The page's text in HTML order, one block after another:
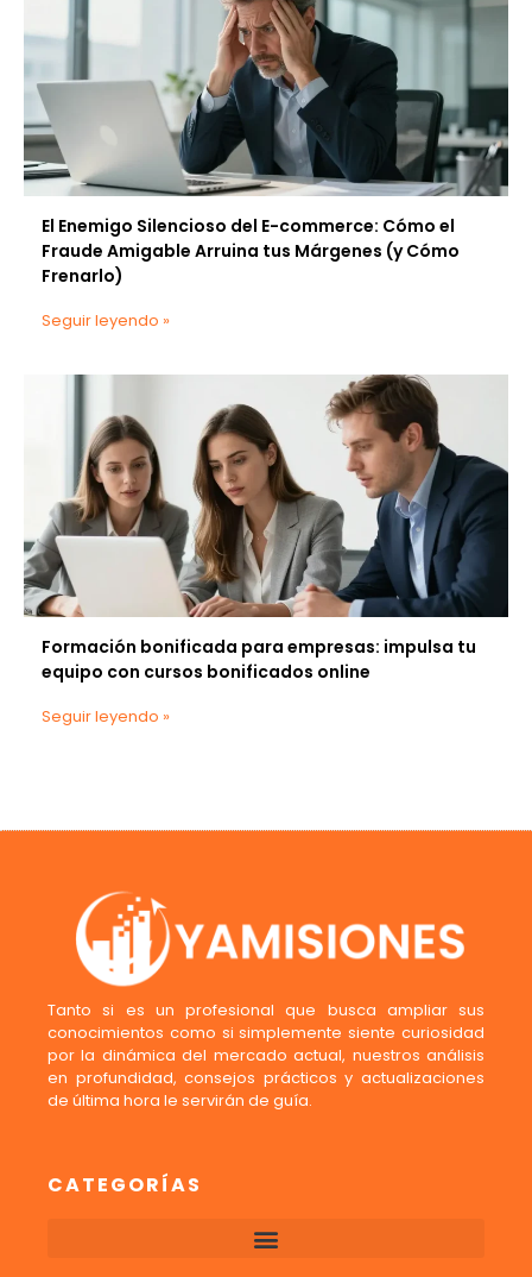
El Enemigo Silencioso del E-commerce: Cómo el
Fraude Amigable Arruina tus Márgenes (y Cómo
Frenarlo)
Seguir leyendo »
Formación bonificada para empresas: impulsa tu
equipo con cursos bonificados online
Seguir leyendo »
Tanto si es un profesional que busca ampliar sus
conocimientos como si simplemente siente curiosidad
por la dinámica del mercado actual, nuestros análisis
en profundidad, consejos prácticos y actualizaciones
de última hora le servirán de guía.
CATEGORÍAS